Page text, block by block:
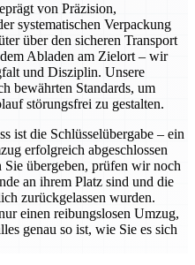
von Präzision,
systematischen Verpackung
über den sicheren Transport
Abladen am Zielort – wir
und Disziplin. Unsere
bewährten Standards, um
störungsfrei zu gestalten.
ist die Schlüsselübergabe – ein
erfolgreich abgeschlossen
übergeben, prüfen wir noch
an ihrem Platz sind und die
zurückgelassen wurden.
einen reibungslosen Umzug,
genau so ist, wie Sie es sich